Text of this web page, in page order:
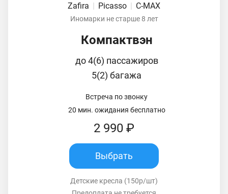
Zafira | Picasso | C-MAX
Иномарки не старше 8 лет
Компактвэн
до 4(6) пассажиров
5(2) багажа
Встреча по звонку
20 мин. ожидания бесплатно
2 990 ₽
Выбрать
Детские кресла (150р/шт)